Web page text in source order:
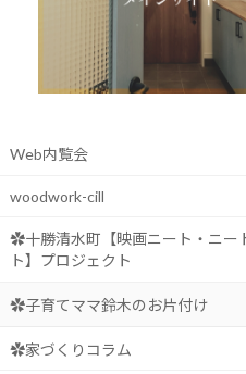
Web内覧会
woodwork-cill
✿十勝清水町【映画ニート・ニー
ト】プロジェクト
✿子育てママ鈴木のお片付け
✿家づくりコラム